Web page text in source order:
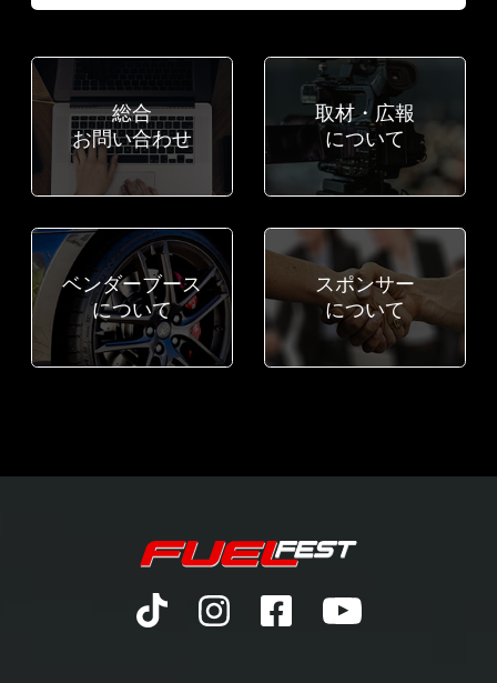
総合
お問い合わせ
取材・広報
について
ベンダーブース
について
スポンサー
について